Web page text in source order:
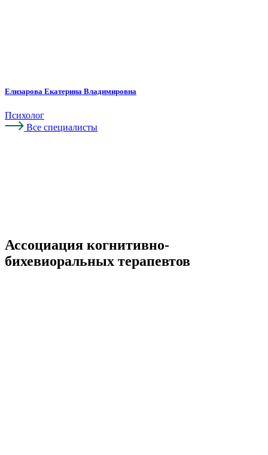
Елизарова Екатерина Владимировна
Психолог
Все специалисты
Ассоциация когнитивно-
бихевиоральных терапевтов